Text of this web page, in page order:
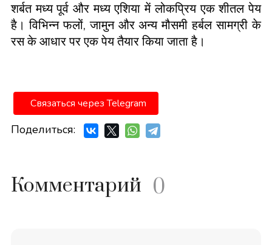
शर्बत मध्य पूर्व और मध्य एशिया में लोकप्रिय एक शीतल पेय
है। विभिन्न फलों, जामुन और अन्य मौसमी हर्बल सामग्री के
रस के आधार पर एक पेय तैयार किया जाता है।
Связаться через Telegram
Поделиться:
Комментарий 0